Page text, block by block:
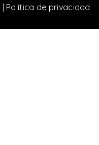
| Política de privacidad